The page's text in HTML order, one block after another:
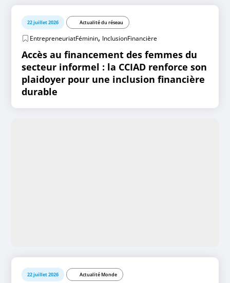
22 juillet 2026 Actualité du réseau
EntrepreneuriatFéminin, InclusionFinancière
Accès au financement des femmes du
secteur informel : la CCIAD renforce son
plaidoyer pour une inclusion financière
durable
22 juillet 2026 Actualité Monde